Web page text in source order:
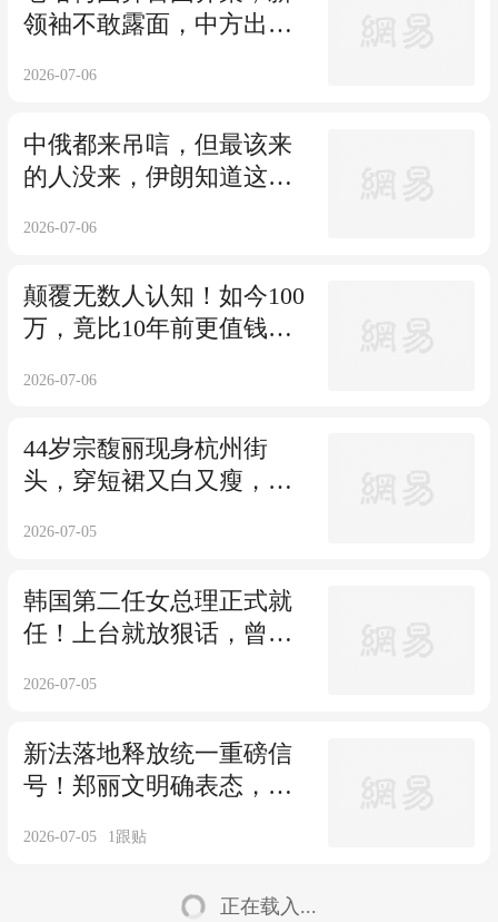
领袖不敢露面，中方出手
2026-07-06
中俄都来吊唁，但最该来
的人没来，伊朗知道这时
2026-07-06
颠覆无数人认知！如今100
万，竟比10年前更值钱？
2026-07-06
44岁宗馥丽现身杭州街
头，穿短裙又白又瘦，坐
2026-07-05
韩国第二任女总理正式就
任！上台就放狠话，曾是
2026-07-05
新法落地释放统一重磅信
号！郑丽文明确表态，台
2026-07-05 1跟贴
正在载入...